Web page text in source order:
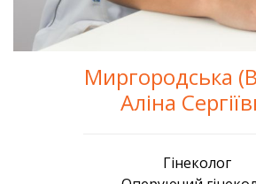
Миргородська
Аліна